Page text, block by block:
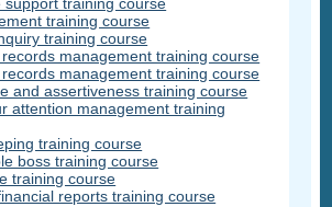
support training course
training course
training course
management training course
management training course
and assertiveness training course
attention management training
training course
boss training course
training course
reports training course